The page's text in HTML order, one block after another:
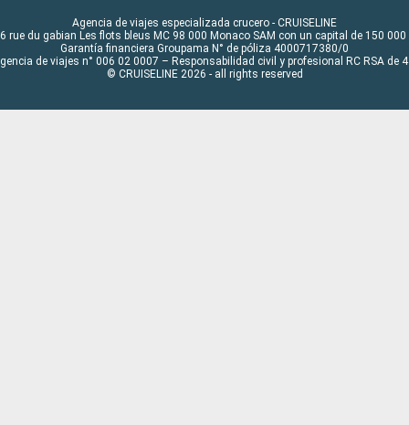
Agencia de viajes especializada crucero - CRUISELINE
rue du gabian Les flots bleus MC 98 000 Monaco SAM con un capital de 150 000
Garantía financiera Groupama N° de póliza 4000717380/0
de viajes n° 006 02 0007 – Responsabilidad civil y profesional RC RSA de
© CRUISELINE 2026 - all rights reserved